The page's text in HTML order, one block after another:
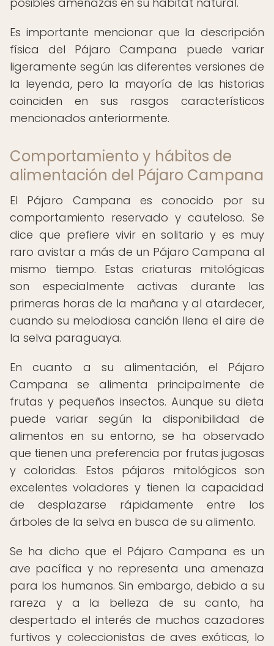
Es importante mencionar que la descripción
física del Pájaro Campana puede variar
ligeramente según las diferentes versiones de
la leyenda, pero la mayoría de las historias
coinciden en sus rasgos característicos
mencionados anteriormente.
Comportamiento y hábitos de
alimentación del Pájaro Campana
El Pájaro Campana es conocido por su
comportamiento reservado y cauteloso. Se
dice que prefiere vivir en solitario y es muy
raro avistar a más de un Pájaro Campana al
mismo tiempo. Estas criaturas mitológicas
son especialmente activas durante las
primeras horas de la mañana y al atardecer,
cuando su melodiosa canción llena el aire de
la selva paraguaya.
En cuanto a su alimentación, el Pájaro
Campana se alimenta principalmente de
frutas y pequeños insectos. Aunque su dieta
puede variar según la disponibilidad de
alimentos en su entorno, se ha observado
que tienen una preferencia por frutas jugosas
y coloridas. Estos pájaros mitológicos son
excelentes voladores y tienen la capacidad
de desplazarse rápidamente entre los
árboles de la selva en busca de su alimento.
Se ha dicho que el Pájaro Campana es un
ave pacífica y no representa una amenaza
para los humanos. Sin embargo, debido a su
rareza y a la belleza de su canto, ha
despertado el interés de muchos cazadores
furtivos y coleccionistas de aves exóticas, lo